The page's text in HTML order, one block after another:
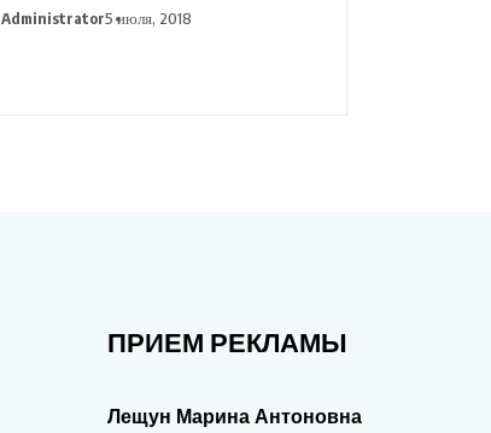
в Минске
Administrator5 июля, 2018
ПРИЕМ РЕКЛАМЫ
Лещун Марина Антоновна